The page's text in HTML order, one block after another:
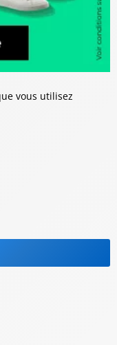
vous utilisez